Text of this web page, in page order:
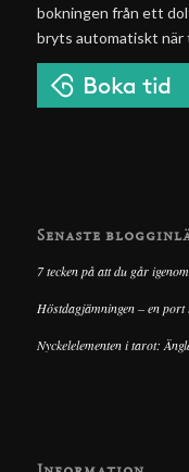
bokningen från ett
bryts automatiskt när
Senaste
7 tecken på att du går
Höstdagjämningen – en
Nyckelelementen i tarot: